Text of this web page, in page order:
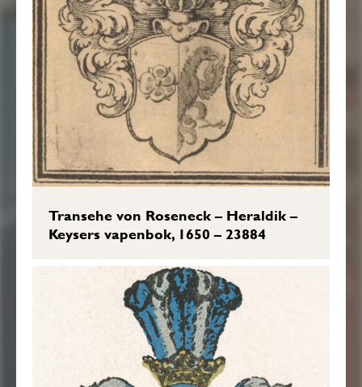
Transehe von Roseneck – Heraldik –
Keysers vapenbok, 1650 – 23884